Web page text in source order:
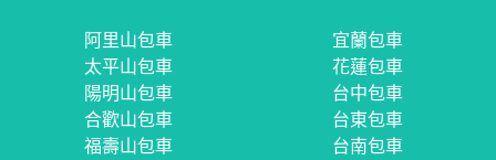
阿里山包車
太平山包車
陽明山包車
合歡山包車
福壽山包車
宜蘭包車
花蓮包車
台中包車
台東包車
台南包車